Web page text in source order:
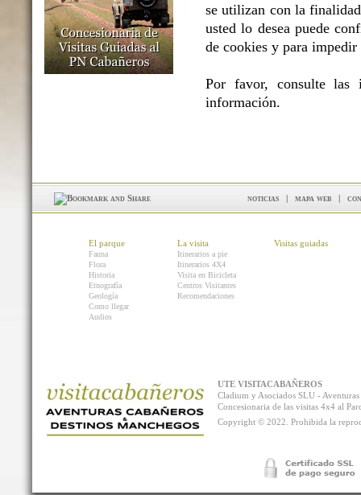
se utilizan con la
usted lo desea puede
de cookies y para
Por favor, consulte las
información.
noticias | mapa web |
El parque
Fauna
Flora
Historia
Etnografía
Geología
Como llegar
Audios
La visita
Itinerarios a pie
Itinerarios 4X4
Visita en Bicicleta
Centros Visitantes
Recomendaciones
Visitas guiadas
UTE VISITACABAÑEROS
Cladium y Asociados SLU -
Concesionaria de las visitas 4x4 al
Copyright © 2022. Prohibida la